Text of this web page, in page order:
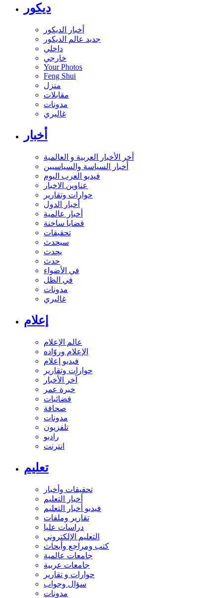
ديكور
أخبار الديكور
جديد عالم الديكور
داخلي
خارجي
Your Photos
Feng Shui
منزل
مقابلات
مدونات
غاليري
أخبار
أخر الأخبار العربية و العالمية
أخبار السياسة والسياسيين
فيديو العرب اليوم
عناوين الاخبار
حوارات وتقارير
أخبار الدول
أخبار عالمية
قضايا ساخنة
تحقيقات
سيحدث
يحدث
حدث
في الأضواء
في الظل
مدونات
غاليري
إعلام
عالم الإعلام
الإعلام وروّاده
فيديو إعلام
حوارات وتقارير
آخر الأخبار
خبرة عمر
فضائيات
صحافة
مدونات
تلفزيون
راديو
انترنت
تعليم
تحقيقات وأخبار
أخبار التعليم
فيديو أخبار التعليم
تقارير وملفات
دراسات عليا
التعليم الإلكتروني
كتب ومراجع وأبحاث
جامعات عالمية
جامعات عربية
حوارات و تقارير
سؤال وجواب
مدونات